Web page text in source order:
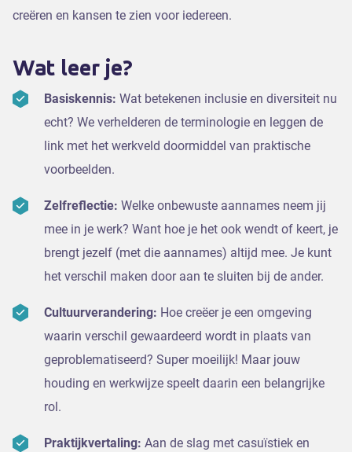
creëren en kansen te zien voor iedereen.
Wat leer je?
Basiskennis: Wat betekenen inclusie en diversiteit nu
echt? We verhelderen de terminologie en leggen de
link met het werkveld doormiddel van praktische
voorbeelden.
Zelfreflectie: Welke onbewuste aannames neem jij
mee in je werk? Want hoe je het ook wendt of keert, je
brengt jezelf (met die aannames) altijd mee. Je kunt
het verschil maken door aan te sluiten bij de ander.
Cultuurverandering: Hoe creëer je een omgeving
waarin verschil gewaardeerd wordt in plaats van
geproblematiseerd? Super moeilijk! Maar jouw
houding en werkwijze speelt daarin een belangrijke
rol.
Praktijkvertaling: Aan de slag met casuïstiek en